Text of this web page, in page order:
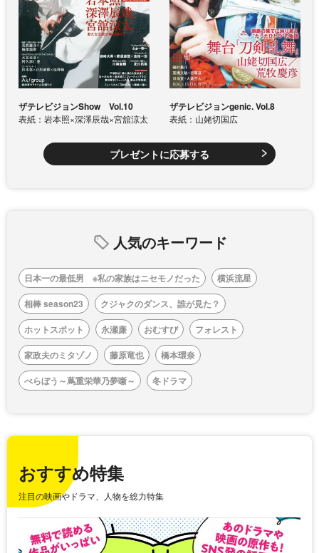
ザテレビジョンShow Vol.10
表紙：岩本照×深澤辰哉×宮舘涼太
ザテレビジョンgenic. Vol.8
表紙：山姥切国広
プレゼントに応募する
人気のキーワード
日本一の最低男 ※私の家族はニセモノだった
横浜流星
相棒 season23
クジャクのダンス、誰が見た？
ホットスポット
永瀬廉 おむすび
フォレスト
家政夫のミタゾノ
藤原竜也
橋本環奈
べらぼう～蔦重栄華乃夢噺～
冬ドラマ
おすすめ特集
注目の映画やドラマ、人物を総力特集